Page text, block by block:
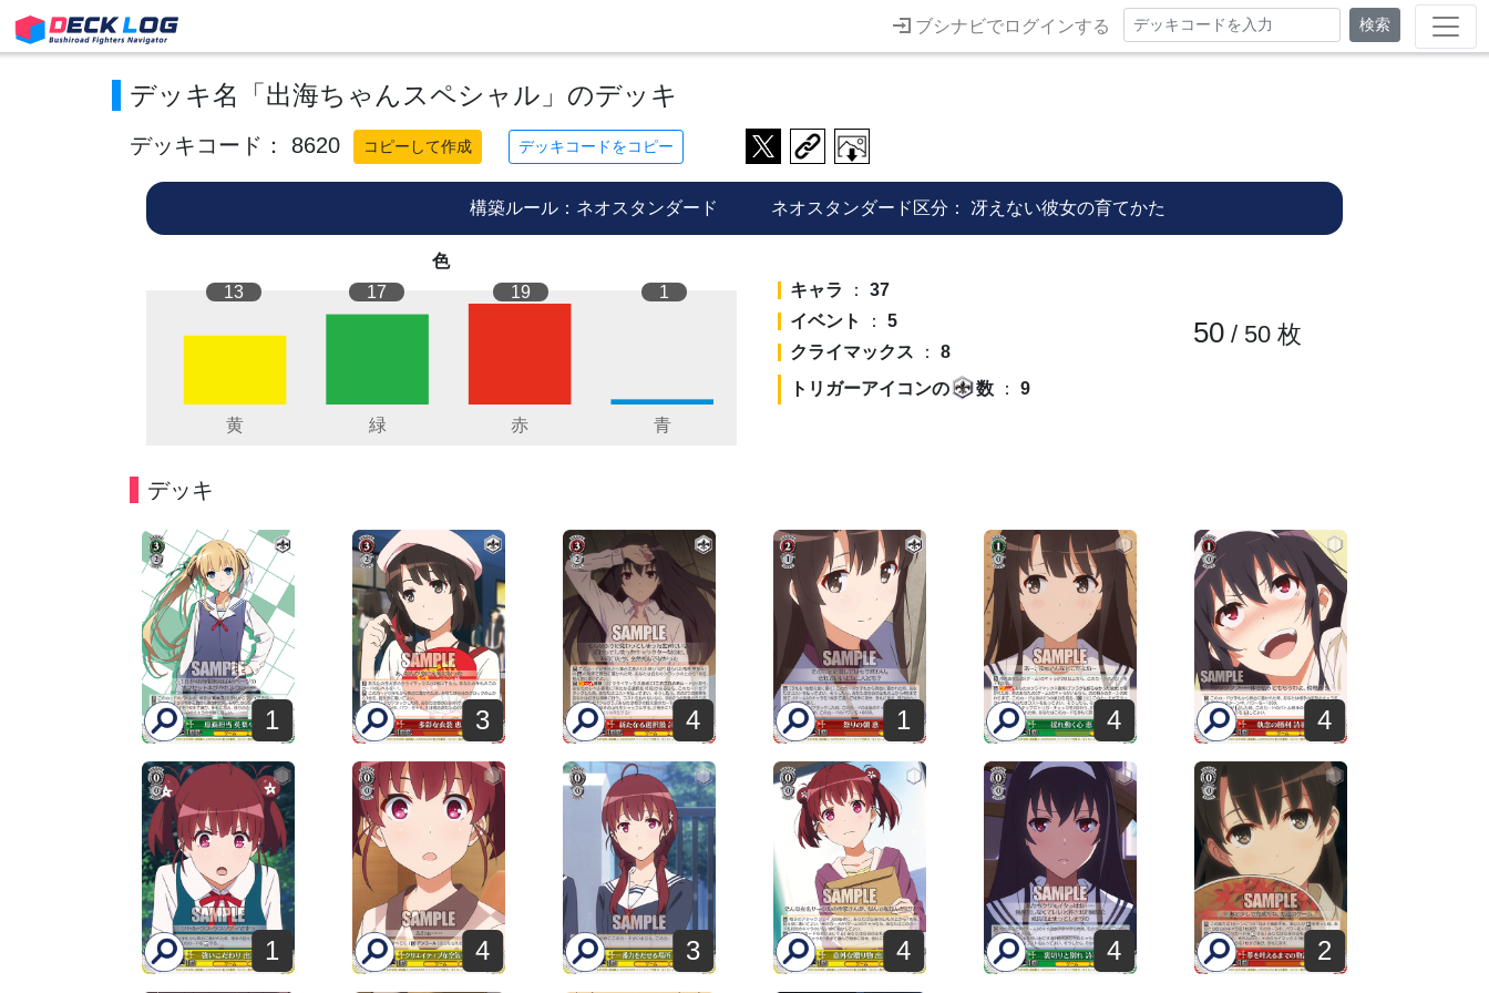
ブシナビでログインする 検索
デッキ名「出海ちゃんスペシャル」のデッキ
デッキコード： 8620 コピーして作成 デッキコードをコピー
構築ルール：ネオスタンダード ネオスタンダード区分： 冴えない彼女の育てかた
色
13
17 19 1 キャラ ： 37
イベント
： 5
クライマックス ： 8
トリガーアイコンの
数： 9
50/ 50枚
デッキ
1 3 4 1 4 4
1 4 3 4 4 2